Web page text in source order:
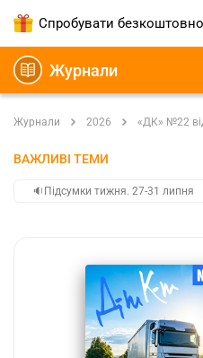
Спробувати безкоштовно
Журнали
Журнали 2026 «ДК» №22
ВАЖЛИВІ ТЕМИ
🔉Підсумки тижня. 27-31 липня